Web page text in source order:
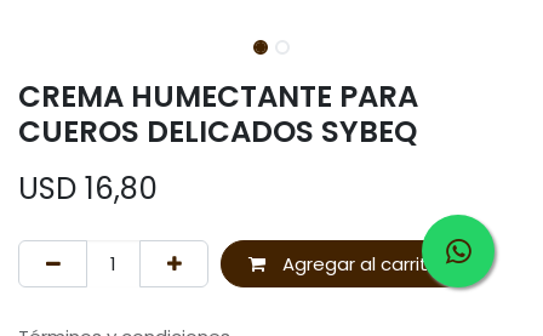
CREMA HUMECTANTE PARA
CUEROS DELICADOS SYBEQ
USD 16,80
Agregar al carrito